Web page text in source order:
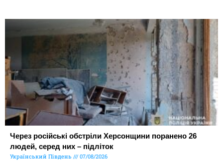
Через російські обстріли Херсонщини поранено 26
людей, серед них – підліток
Український Південь 07/08/2026